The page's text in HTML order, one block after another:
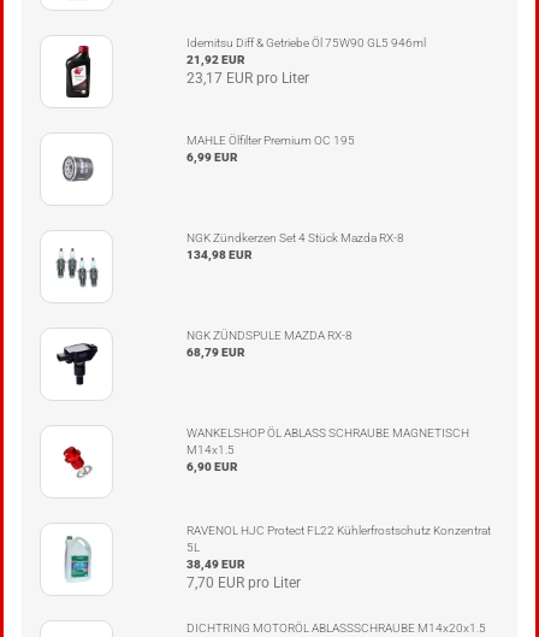
Idemitsu Diff & Getriebe Öl 75W90 GL5 946ml
21,92 EUR
23,17 EUR pro Liter
MAHLE Ölfilter Premium OC 195
6,99 EUR
NGK Zündkerzen Set 4 Stück Mazda RX-8
134,98 EUR
NGK ZÜNDSPULE MAZDA RX-8
68,79 EUR
WANKELSHOP ÖL ABLASS SCHRAUBE MAGNETISCH
M14x1.5
6,90 EUR
RAVENOL HJC Protect FL22 Kühlerfrostschutz Konzentrat
5L
38,49 EUR
7,70 EUR pro Liter
DICHTRING MOTORÖL ABLASSSCHRAUBE M14x20x1.5